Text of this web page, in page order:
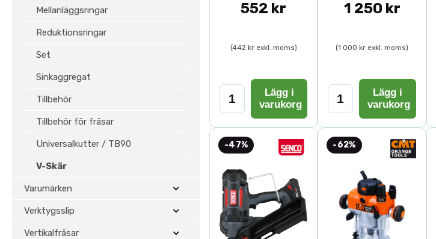
Mellanläggsringar
Reduktionsringar
Set
Sinkaggregat
Tillbehör
Tillbehör för fräsar
Universalkutter / TB90
V-Skär
Varumärken
Verktygsslip
Vertikalfräsar
552 kr
(442 kr exkl. moms)
Lägg i
varukorg
1 250 kr
(1 000 kr exkl. moms)
Lägg i
varukorg
-47% -62%